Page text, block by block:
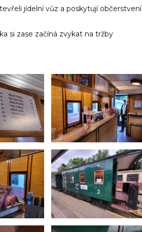
jídelní vůz a poskytují občerstvení
si zase začíná zvykat na tržby